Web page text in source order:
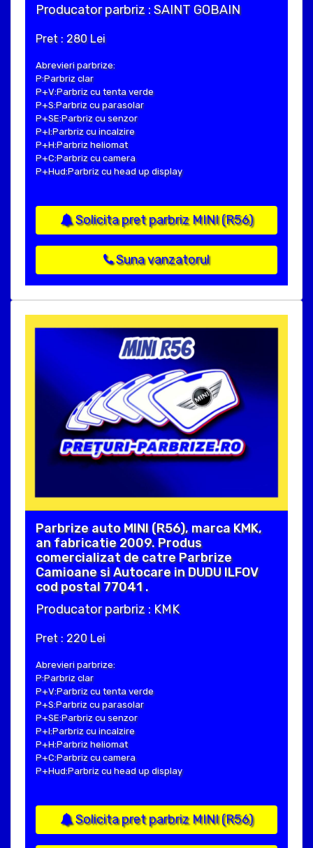
Producator parbriz : SAINT GOBAIN
Pret : 280 Lei
Abrevieri parbrize:
P:Parbriz clar
P+V:Parbriz cu tenta verde
P+S:Parbriz cu parasolar
P+SE:Parbriz cu senzor
P+I:Parbriz cu incalzire
P+H:Parbriz heliomat
P+C:Parbriz cu camera
P+Hud:Parbriz cu head up display
Solicita pret parbriz MINI (R56)
Suna vanzatorul
Parbrize auto MINI (R56), marca KMK,
an fabricatie 2009. Produs
comercializat de catre Parbrize
Camioane si Autocare in DUDU ILFOV
cod postal 77041 .
Producator parbriz : KMK
Pret : 220 Lei
Abrevieri parbrize:
P:Parbriz clar
P+V:Parbriz cu tenta verde
P+S:Parbriz cu parasolar
P+SE:Parbriz cu senzor
P+I:Parbriz cu incalzire
P+H:Parbriz heliomat
P+C:Parbriz cu camera
P+Hud:Parbriz cu head up display
Solicita pret parbriz MINI (R56)